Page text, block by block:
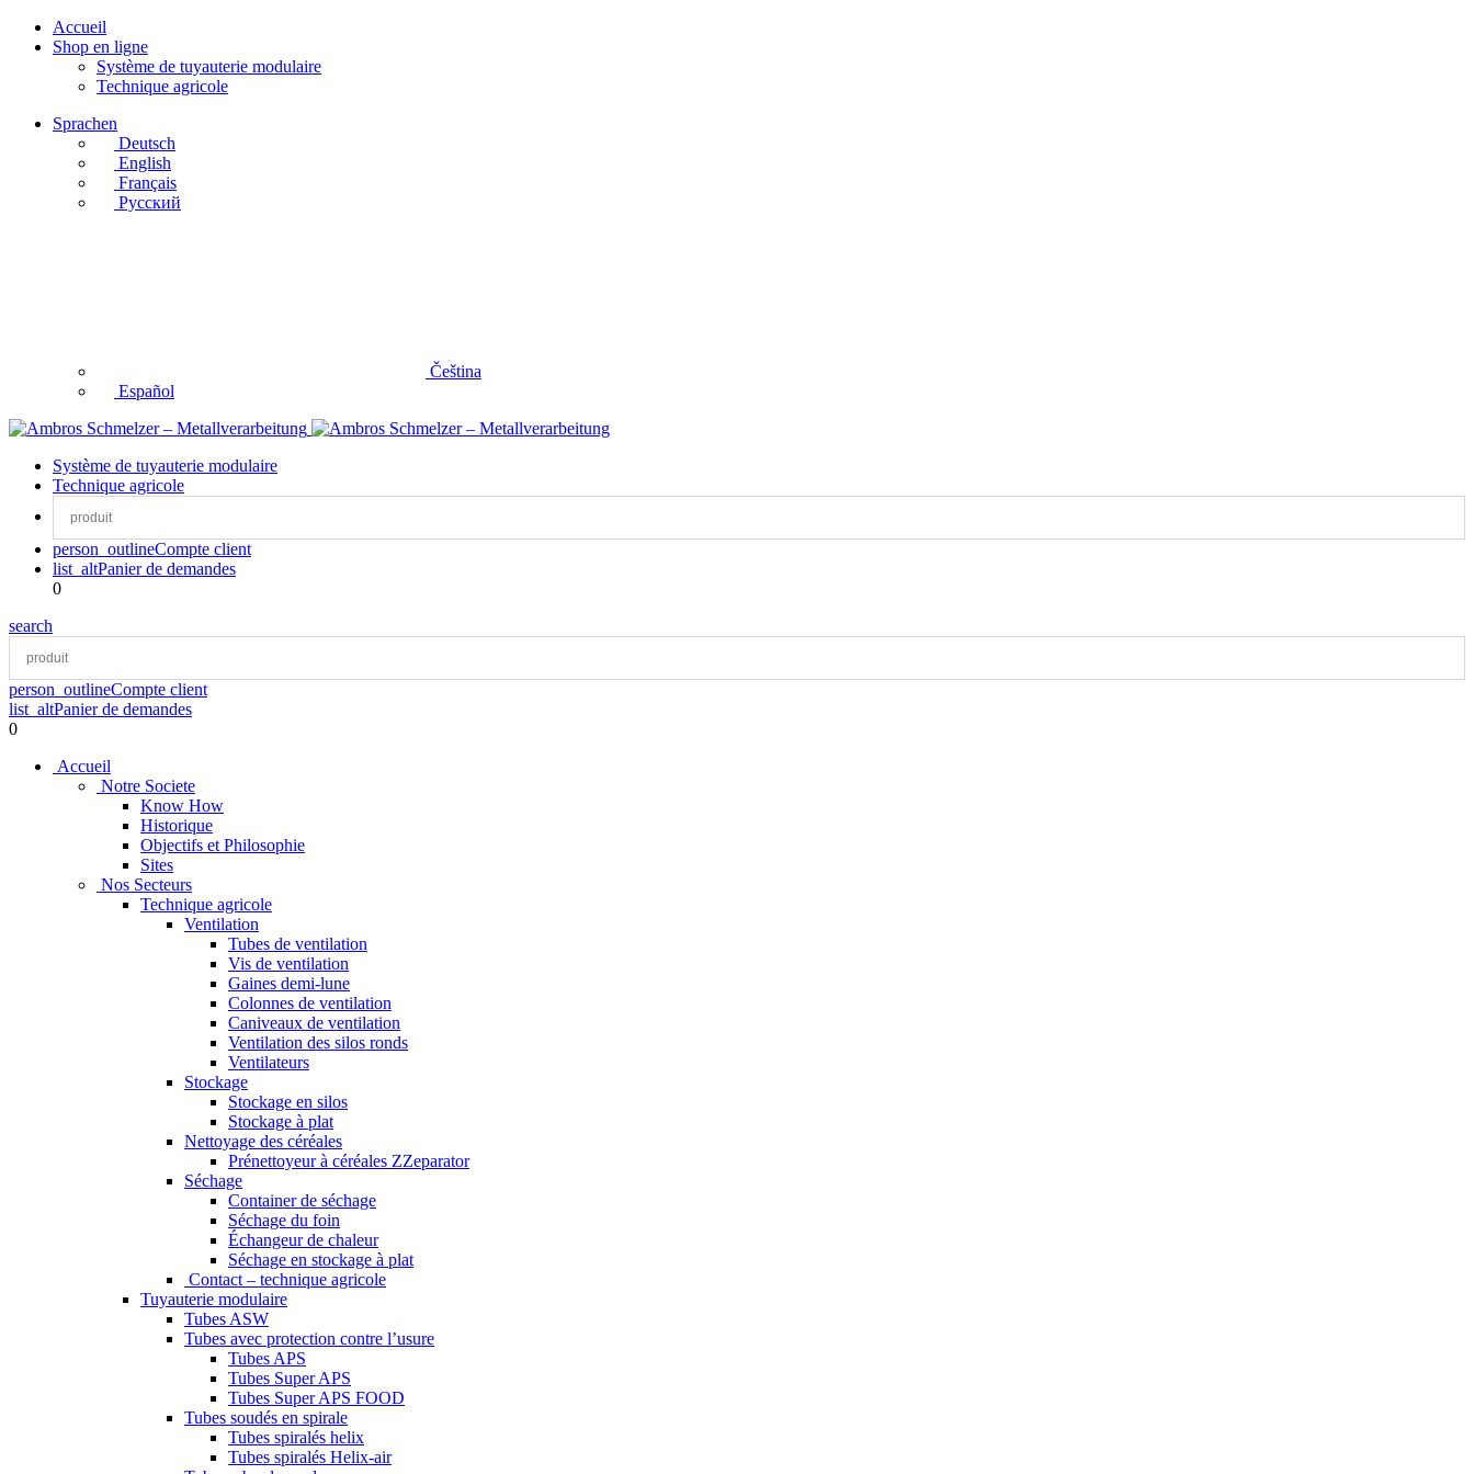
Accueil
Shop en ligne
Système de tuyauterie modulaire
Technique agricole
Sprachen
Deutsch
English
Français
Русский
Čeština
Español
Système de tuyauterie modulaire
Technique agricole
person_outlineCompte client
list_altPanier de demandes
0
search
person_outlineCompte client
list_altPanier de demandes
0
Accueil
Notre Societe
Know How
Historique
Objectifs et Philosophie
Sites
Nos Secteurs
Technique agricole
Ventilation
Tubes de ventilation
Vis de ventilation
Gaines demi-lune
Colonnes de ventilation
Caniveaux de ventilation
Ventilation des silos ronds
Ventilateurs
Stockage
Stockage en silos
Stockage à plat
Nettoyage des céréales
Prénettoyeur à céréales ZZeparator
Séchage
Container de séchage
Séchage du foin
Échangeur de chaleur
Séchage en stockage à plat
Contact – technique agricole
Tuyauterie modulaire
Tubes ASW
Tubes avec protection contre l’usure
Tubes APS
Tubes Super APS
Tubes Super APS FOOD
Tubes soudés en spirale
Tubes spiralés helix
Tubes spiralés Helix-air